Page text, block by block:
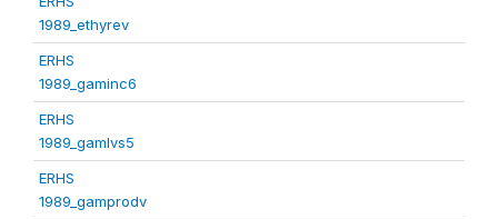
1989_ethyrev
ERHS
1989_gaminc6
ERHS
1989_gamlvs5
ERHS
1989_gamprodv